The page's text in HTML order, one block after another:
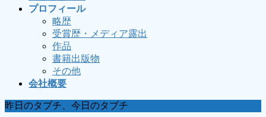
プロフィール
略歴
受賞歴・メディア露出
作品
書籍出版物
その他
会社概要
昨日のタブチ、今日のタブチ